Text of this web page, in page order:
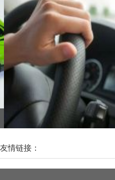
科技晚报：滴滴试行“选择路线”功能
友情链接：